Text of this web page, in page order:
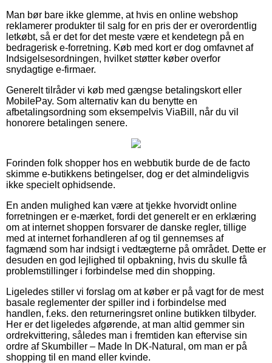
Man bør bare ikke glemme, at hvis en online webshop
reklamerer produkter til salg for en pris der er overordentlig
letkøbt, så er det for det meste være et kendetegn på en
bedragerisk e-forretning. Køb med kort er dog omfavnet af
Indsigelsesordningen, hvilket støtter køber overfor
snydagtige e-firmaer.
Generelt tilråder vi køb med gængse betalingskort eller
MobilePay. Som alternativ kan du benytte en
afbetalingsordning som eksempelvis ViaBill, når du vil
honorere betalingen senere.
Forinden folk shopper hos en webbutik burde de de facto
skimme e-butikkens betingelser, dog er det almindeligvis
ikke specielt ophidsende.
En anden mulighed kan være at tjekke hvorvidt online
forretningen er e-mærket, fordi det generelt er en erklæring
om at internet shoppen forsvarer de danske regler, tillige
med at internet forhandleren af og til gennemses af
fagmænd som har indsigt i vedtægterne på området. Dette er
desuden en god lejlighed til opbakning, hvis du skulle få
problemstillinger i forbindelse med din shopping.
Ligeledes stiller vi forslag om at køber er på vagt for de mest
basale reglementer der spiller ind i forbindelse med
handlen, f.eks. den returneringsret online butikken tilbyder.
Her er det ligeledes afgørende, at man altid gemmer sin
ordrekvittering, således man i fremtiden kan eftervise sin
ordre af Skumbiller – Made In DK-Natural, om man er på
shopping til en mand eller kvinde.